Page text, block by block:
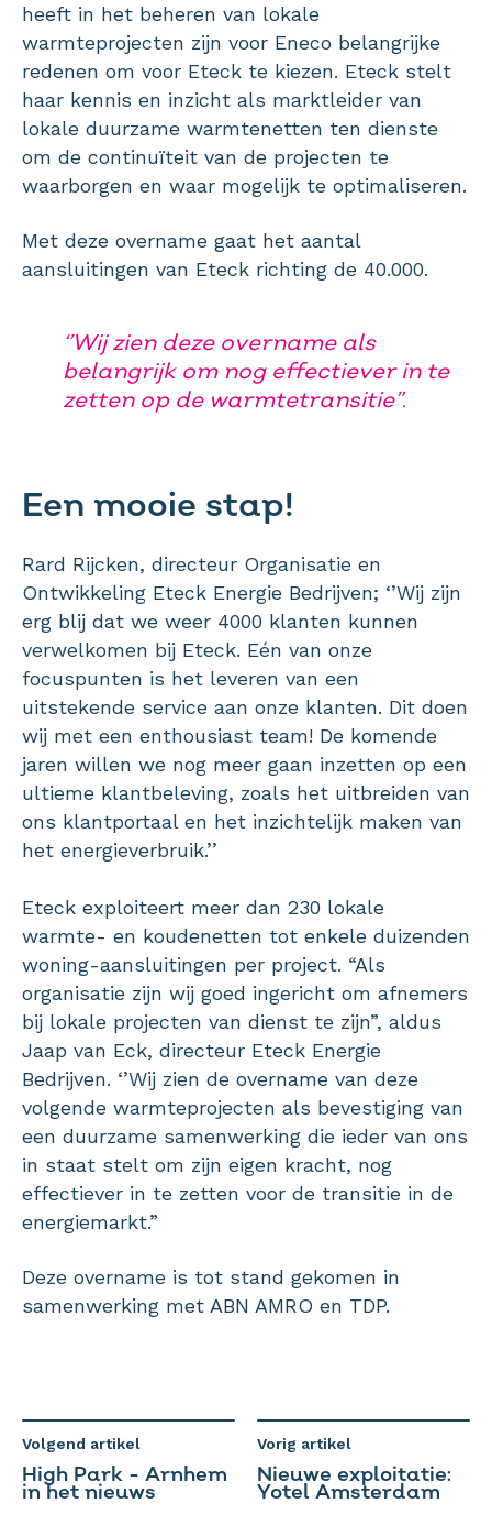
heeft in het beheren van lokale
warmteprojecten zijn voor Eneco belangrijke
redenen om voor Eteck te kiezen. Eteck stelt
haar kennis en inzicht als marktleider van
lokale duurzame warmtenetten ten dienste
om de continuïteit van de projecten te
waarborgen en waar mogelijk te optimaliseren.
Met deze overname gaat het aantal
aansluitingen van Eteck richting de 40.000.
‘’Wij zien deze overname als
belangrijk om nog effectiever in te
zetten op de warmtetransitie”.
Een mooie stap!
Rard Rijcken, directeur Organisatie en
Ontwikkeling Eteck Energie Bedrijven; ‘’Wij zijn
erg blij dat we weer 4000 klanten kunnen
verwelkomen bij Eteck. Eén van onze
focuspunten is het leveren van een
uitstekende service aan onze klanten. Dit doen
wij met een enthousiast team! De komende
jaren willen we nog meer gaan inzetten op een
ultieme klantbeleving, zoals het uitbreiden van
ons klantportaal en het inzichtelijk maken van
het energieverbruik.’’
Eteck exploiteert meer dan 230 lokale
warmte- en koudenetten tot enkele duizenden
woning-aansluitingen per project. “Als
organisatie zijn wij goed ingericht om afnemers
bij lokale projecten van dienst te zijn”, aldus
Jaap van Eck, directeur Eteck Energie
Bedrijven. ‘’Wij zien de overname van deze
volgende warmteprojecten als bevestiging van
een duurzame samenwerking die ieder van ons
in staat stelt om zijn eigen kracht, nog
effectiever in te zetten voor de transitie in de
energiemarkt.”
Deze overname is tot stand gekomen in
samenwerking met ABN AMRO en TDP.
Volgend artikel
High Park - Arnhem
in het nieuws
Vorig artikel
Nieuwe exploitatie:
Yotel Amsterdam